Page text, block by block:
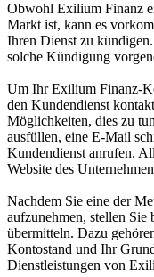
Obwohl Exilium Finanz
Markt ist, kann es
Ihren Dienst zu
solche Kündigung
Um Ihr Exilium Finanz-
den Kundendienst
Möglichkeiten, dies zu
ausfüllen, eine E-Mail
Kundendienst anrufen.
Website des
Nachdem Sie eine der
aufzunehmen, stellen Sie
übermitteln. Dazu
Kontostand und Ihr
Dienstleistungen von